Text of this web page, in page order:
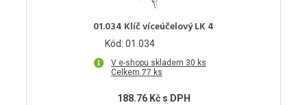
01.034 Klíč víceúčelový LK 4
Kód: 01.034
V e-shopu skladem 30 ks
Celkem 77 ks
188.76 Kč s DPH